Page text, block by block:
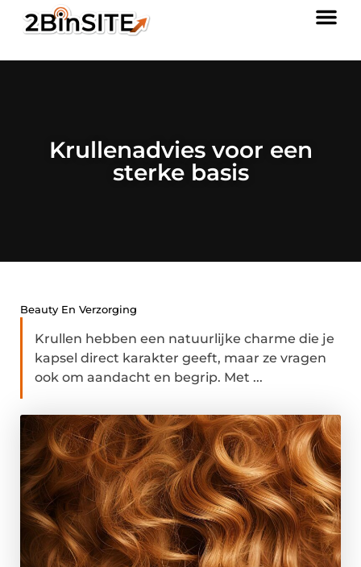
Krullenadvies voor een
sterke basis
Beauty En Verzorging
Krullen hebben een natuurlijke charme die je
kapsel direct karakter geeft, maar ze vragen
ook om aandacht en begrip. Met ...